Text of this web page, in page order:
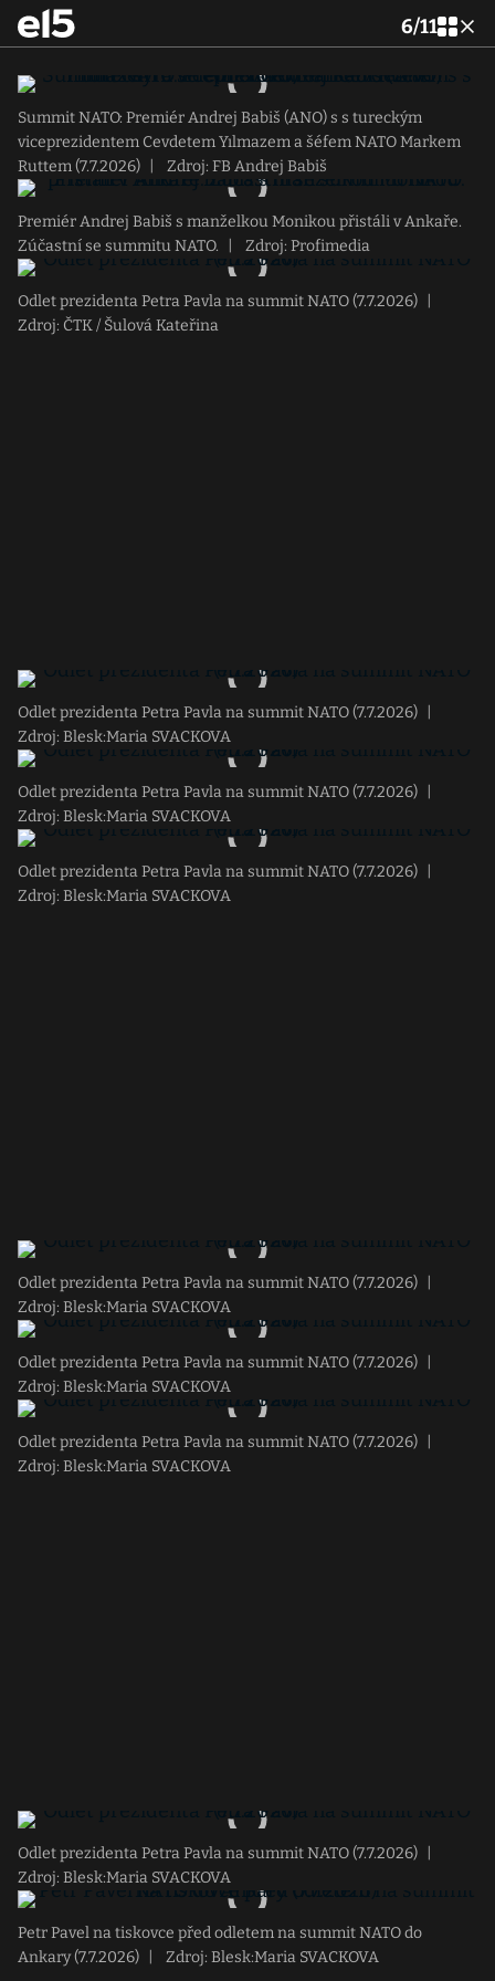
6/11
Summit NATO: Premiér Andrej Babiš (ANO) s s tureckým
viceprezidentem Cevdetem Yılmazem a šéfem NATO Markem
Ruttem (7.7.2026)
Zdroj: FB Andrej Babiš
Premiér Andrej Babiš s manželkou Monikou přistáli v Ankaře.
Zúčastní se summitu NATO.
Zdroj: Profimedia
Odlet prezidenta Petra Pavla na summit NATO (7.7.2026)
Zdroj: ČTK / Šulová Kateřina
Odlet prezidenta Petra Pavla na summit NATO (7.7.2026)
Zdroj: Blesk:Maria SVACKOVA
Odlet prezidenta Petra Pavla na summit NATO (7.7.2026)
Zdroj: Blesk:Maria SVACKOVA
Odlet prezidenta Petra Pavla na summit NATO (7.7.2026)
Zdroj: Blesk:Maria SVACKOVA
Odlet prezidenta Petra Pavla na summit NATO (7.7.2026)
Zdroj: Blesk:Maria SVACKOVA
Odlet prezidenta Petra Pavla na summit NATO (7.7.2026)
Zdroj: Blesk:Maria SVACKOVA
Odlet prezidenta Petra Pavla na summit NATO (7.7.2026)
Zdroj: Blesk:Maria SVACKOVA
Odlet prezidenta Petra Pavla na summit NATO (7.7.2026)
Zdroj: Blesk:Maria SVACKOVA
Petr Pavel na tiskovce před odletem na summit NATO do
Ankary (7.7.2026)
Zdroj: Blesk:Maria SVACKOVA